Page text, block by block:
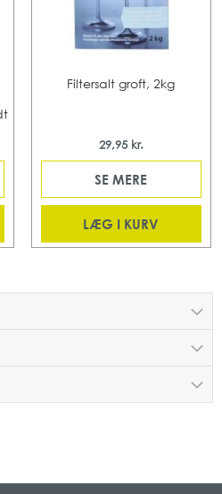
Filtersalt groft, 2kg
29,95 kr.
SE MERE
LÆG I KURV